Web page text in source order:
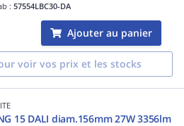
:57554LBC30-DA
Ajouter au panier
voir vos prix et les stocks
15 DALI diam.156mm 27W 3356lm